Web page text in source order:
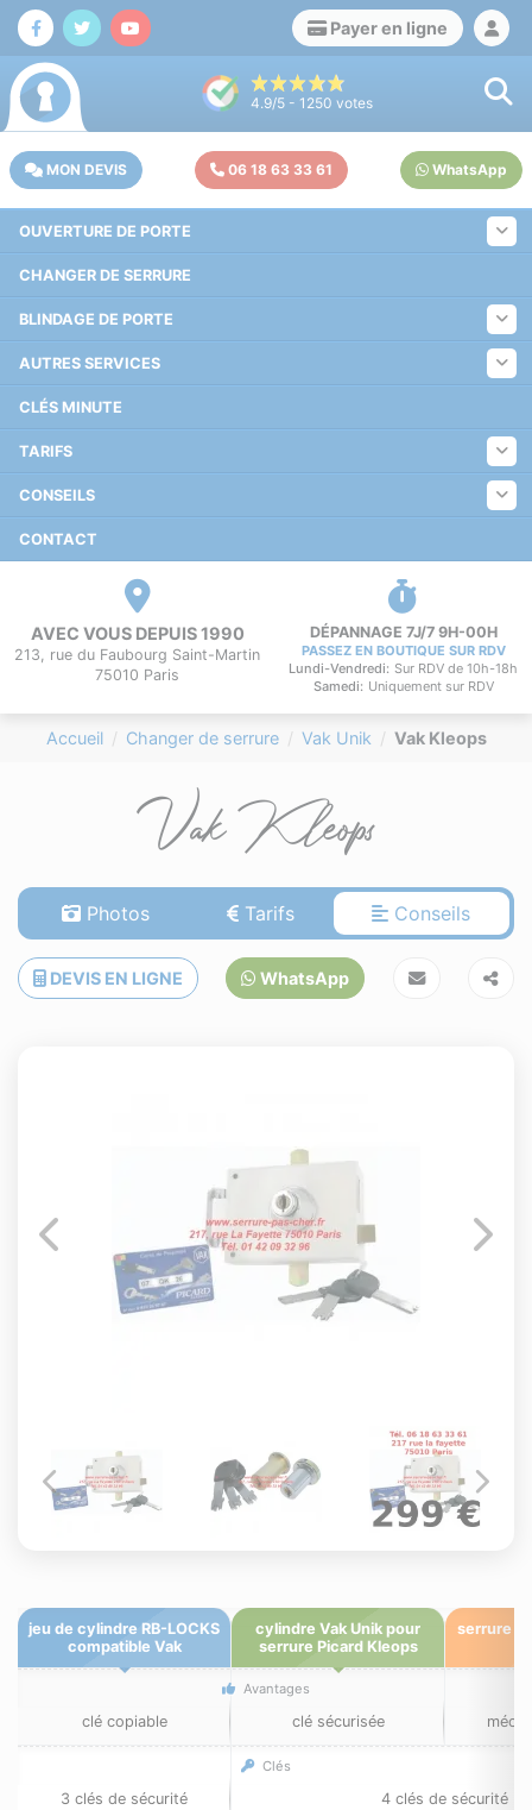
Payer en ligne
OUVERTURE DE PORTE
CHANGER DE SERRURE
BLINDAGE DE PORTE
AUTRES SERVICES
CLÉS MINUTE
TARIFS
CONSEILS
CONTACT
4.9/5 - 1250 votes
MON DEVIS 06 18 63 33 61 WhatsApp
AVEC VOUS DEPUIS 1990
213, rue du Faubourg Saint-Martin
75010 Paris
DÉPANNAGE 7J/7 9H-00H
PASSEZ EN BOUTIQUE SUR RDV
Lundi-Vendredi: Sur RDV de 10h-18h
Samedi: Uniquement sur RDV
Accueil Changer de serrure Vak Unik Vak Kleops
Vak Kleops
Photos Tarifs Conseils
DEVIS EN LIGNE WhatsApp
jeu de cylindre RB-LOCKS
compatible Vak
cylindre Vak Unik pour
serrure Picard Kleops
serrure
Avantages
clé copiable clé sécurisée
Clés
3 clés de sécurité 4 clés de sécurité